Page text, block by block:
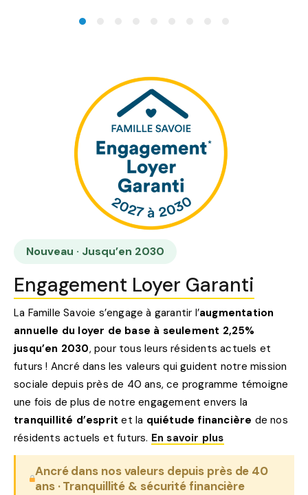
Nouveau · Jusqu’en 2030
Engagement Loyer Garanti
La Famille Savoie s’engage à garantir l’augmentation
annuelle du loyer de base à seulement 2,25%
jusqu’en 2030, pour tous leurs résidents actuels et
futurs ! Ancré dans les valeurs qui guident notre mission
sociale depuis près de 40 ans, ce programme témoigne
une fois de plus de notre engagement envers la
tranquillité d’esprit et la quiétude financière de nos
résidents actuels et futurs. En savoir plus
Ancré dans nos valeurs depuis près de 40
ans · Tranquillité & sécurité financière